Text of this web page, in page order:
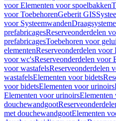
voor Elementen voor spoelbakken
voor ToebehorenGeberit GIS
voor Systeemwanden
prefabricagesReserveonderdelen
prefabricagesToebehoren voor
elementenReserveonderdelen voor
voor wc'sReserveonderdelen voor
voor wastafelsReserveonderdelen
wastafelsElementen voor bidets
voor bidetsElementen voor urinoirs
Elementen voor urinoirsElementen
douchewandgoot
met douchewandgootElementen